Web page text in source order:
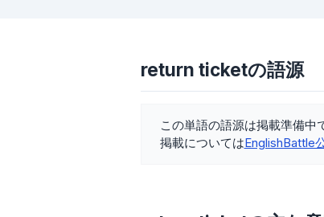
return ticketの語源
この単語の語源は掲載準備中
掲載についてはEnglishBattle